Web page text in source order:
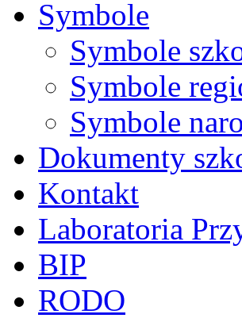
Symbole
Symbole
Symbole
Symbole
Dokumenty
Kontakt
Laboratoria
BIP
RODO